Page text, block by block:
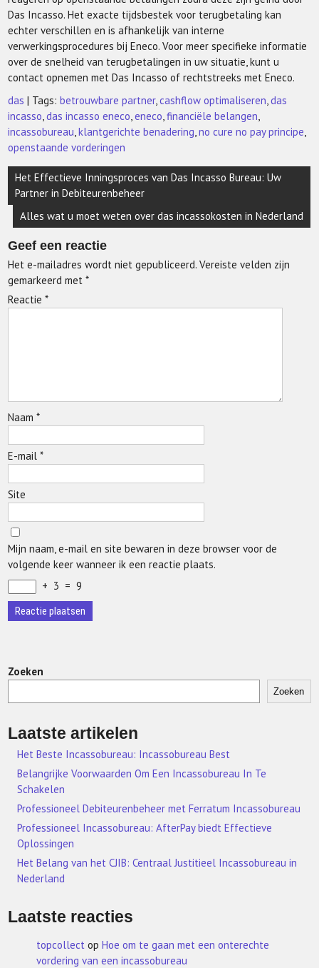
Das Incasso. Het exacte tijdsbestek voor terugbetaling kan
echter verschillen en is afhankelijk van interne
verwerkingsprocedures bij Eneco. Voor meer specifieke informatie
over de snelheid van terugbetalingen in uw situatie, kunt u
contact opnemen met Das Incasso of rechtstreeks met Eneco.
das | Tags:betrouwbare partner,cashflow optimaliseren,das
incasso,das incasso eneco,eneco,financiële belangen,
incassobureau,klantgerichte benadering,no cure no pay principe,
openstaande vorderingen
Berichtnavigatie
Het Effectieve Inningsproces van Das Incasso Bureau: Uw
Partner in Debiteurenbeheer
Alles wat u moet weten over das incassokosten in Nederland
Geef een reactie
Het e-mailadres wordt niet gepubliceerd. Vereiste velden zijn
gemarkeerd met*
Reactie*
Naam*
E-mail*
Site
Mijn naam, e-mail en site bewaren in deze browser voor de
volgende keer wanneer ik een reactie plaats.
+ 3 = 9
Zoeken
Zoeken
Laatste artikelen
Het Beste Incassobureau: Incassobureau Best
Belangrijke Voorwaarden Om Een Incassobureau In Te
Schakelen
Professioneel Debiteurenbeheer met Ferratum Incassobureau
Professioneel Incassobureau: AfterPay biedt Effectieve
Oplossingen
Het Belang van het CJIB: Centraal Justitieel Incassobureau in
Nederland
Laatste reacties
topcollect opHoe om te gaan met een onterechte
vordering van een incassobureau